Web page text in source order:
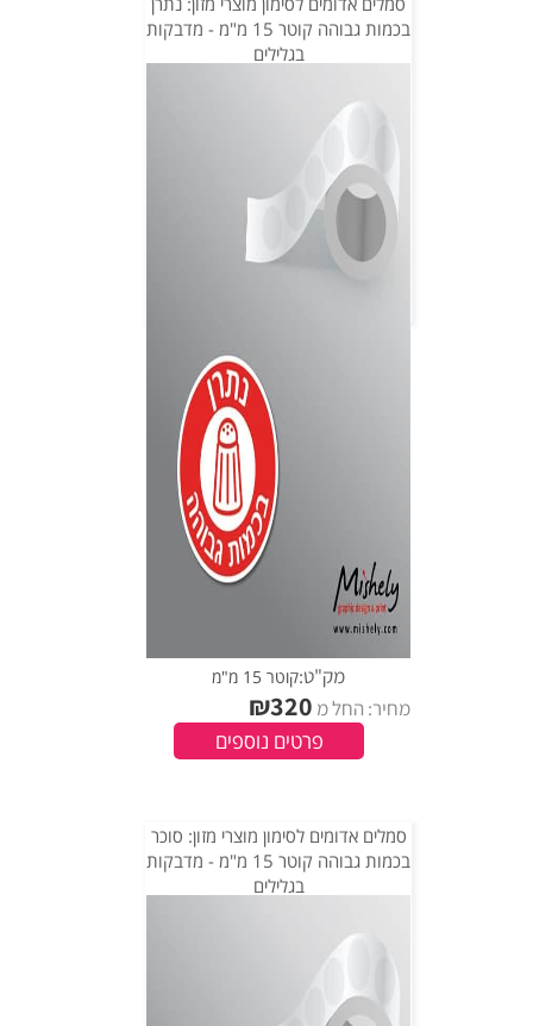
בכמות גבוהה קוטר 15 מ"מ - מדבקות
בגלילים
מק"ט:קוטר 15 מ"מ
מחיר: החל מ ₪320
פרטים נוספים
סמלים אדומים לסימון מוצרי מזון: סוכר
בכמות גבוהה קוטר 15 מ"מ - מדבקות
בגלילים